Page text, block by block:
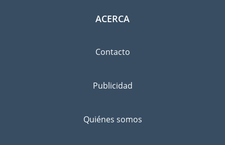
de mudanzas en las cuales usted puede confiar. Los
Infórmese bien: ¿No sería más barato comprar cosas en
ACERCA
Contacto
Publicidad
Quiénes somos